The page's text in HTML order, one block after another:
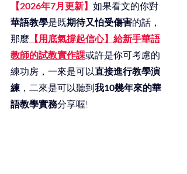
【2026年7月更新】 如果看文的你對
華語教學是既期待又怕受傷害的話，
那麼 【用底氣撐起信心】給新手華語
教師的試教實作課或許是你可考慮的
練功房，一來是可以直接進行教學演
練，二來是可以聽到我10幾年來的華
語教學實務分享喔!